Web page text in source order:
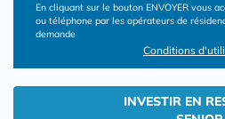
En cliquant sur le bouton ENVOYER vous
ou téléphone par les opérateurs de
demande
Conditions
INVESTIR EN